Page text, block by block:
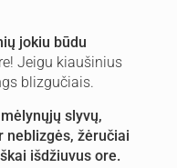
jokiu būdu
Jeigu kiaušinius
blizgučiais.
slyvų,
neblizgės, žėručiai
išdžiuvus ore.